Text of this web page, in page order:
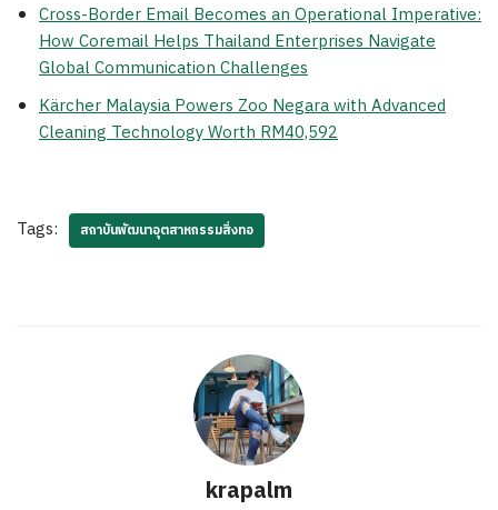
Cross-Border Email Becomes an Operational Imperative:
How Coremail Helps Thailand Enterprises Navigate
Global Communication Challenges
Kärcher Malaysia Powers Zoo Negara with Advanced
Cleaning Technology Worth RM40,592
Tags: สถาบันพัฒนาอุตสาหกรรมสิ่งทอ
krapalm